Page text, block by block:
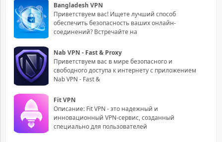
Bangladesh VPN
Приветствуем вас! Ищете лучший способ
обеспечить безопасность ваших онлайн-
соединений? Встречайте на
Nab VPN - Fast & Proxy
Приветствуем вас в мире безопасного и
свободного доступа к интернету с приложением
Nab VPN - Fast &
Fit VPN
Описание: Fit VPN - это надежный и
инновационный VPN-сервис, созданный
специально для пользователей